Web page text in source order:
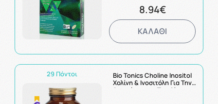
8.94€
ΚΑΛΑΘΙ
29 Πόντοι
Bio Tonics Choline Inositol
Χολίνη & Ινοσιτόλη Για Την
Απομάκρυνση Του Λίπους